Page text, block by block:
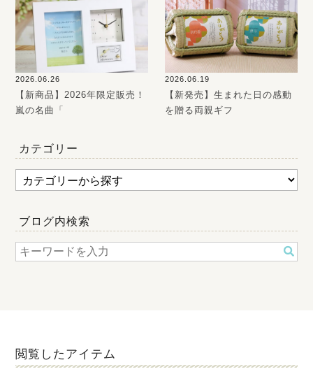
2026.06.26
【新商品】2026年限定販売！
嵐の名曲「
2026.06.19
【新発売】生まれた日の感動
を贈る両親ギフ
カテゴリー
ブログ内検索
閲覧したアイテム